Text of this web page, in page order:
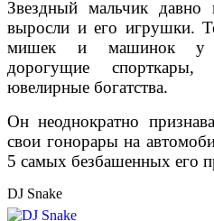
Звездный мальчик
выросли и его игрушки.
мишек и машинок у
дорогущие
ювелирные богатства.
Он неоднократно
свои гонорары на
5 самых безбашенных его
DJ Snake